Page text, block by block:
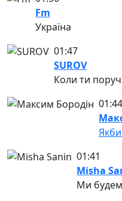
Fm
Україна
01:47
SUROV
Коли ти поруч
01:44
01:41
Misha
Ми